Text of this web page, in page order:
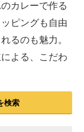
カレーで作る
ピングも自由
るのも魅力。
よる、こだわ
検索